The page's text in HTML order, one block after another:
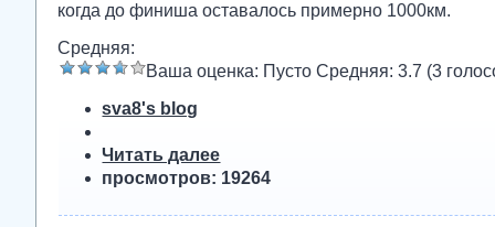
когда до финиша оставалось примерно 1000км.
Средняя:
Ваша оценка: Пусто Средняя:3.7 (3
sva8's blog
Читать далее
просмотров: 19264